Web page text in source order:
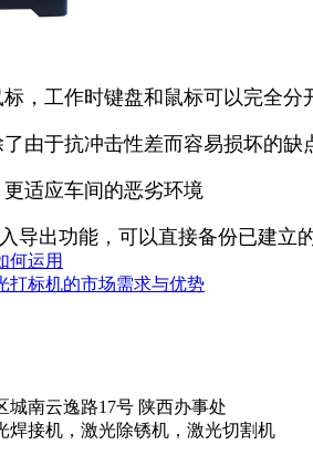
，工作时键盘和鼠标可以完全分
由于抗冲击性差而容易损坏的缺
适应车间的恶劣环境
导出功能，可以直接备份已建立的
何运用
打标机的市场需求与优势
城南云逸路17号 陕西办事处
焊接机，激光除锈机，激光切割机